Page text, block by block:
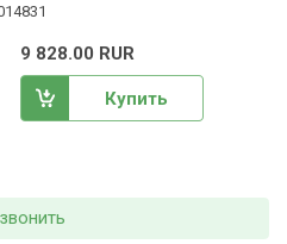
9 828.00 RUR
Купить